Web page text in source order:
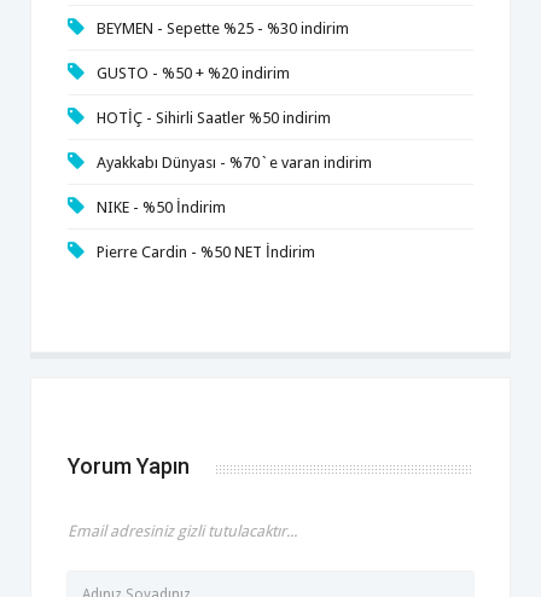
BEYMEN - Sepette %25 - %30 indirim
GUSTO - %50 + %20 indirim
HOTİÇ - Sihirli Saatler %50 indirim
Ayakkabı Dünyası - %70`e varan indirim
NIKE - %50 İndirim
Pierre Cardin - %50 NET İndirim
Yorum Yapın
Email adresiniz gizli tutulacaktır...